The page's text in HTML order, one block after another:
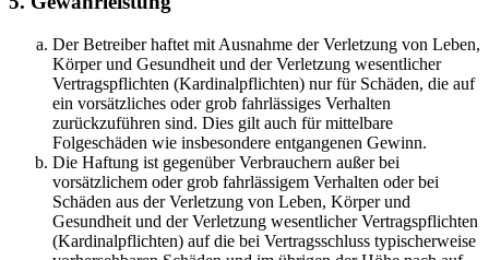
Der Betreiber haftet mit Ausnahme der Verletzung von Leben,
Körper und Gesundheit und der Verletzung wesentlicher
Vertragspflichten (Kardinalpflichten) nur für Schäden, die auf
ein vorsätzliches oder grob fahrlässiges Verhalten
zurückzuführen sind. Dies gilt auch für mittelbare
Folgeschäden wie insbesondere entgangenen Gewinn.
Die Haftung ist gegenüber Verbrauchern außer bei
vorsätzlichem oder grob fahrlässigem Verhalten oder bei
Schäden aus der Verletzung von Leben, Körper und
Gesundheit und der Verletzung wesentlicher Vertragspflichten
(Kardinalpflichten) auf die bei Vertragsschluss typischerweise